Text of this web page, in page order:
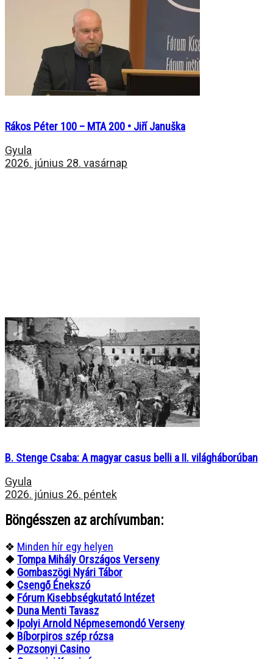
Rákos Péter 100 – MTA 200 • Jiří Januška
Gyula
2026. június 28. vasárnap
B. Stenge Csaba: A magyar casus belli a II. világháborúban
Gyula
2026. június 26. péntek
Böngésszen az archívumban:
❖ Minden hír egy helyen
❖Tompa Mihály Országos Verseny
❖ Gombaszögi Nyári Tábor
❖ Csengő Énekszó
❖ Fórum Kisebbségkutató Intézet
❖ Duna Menti Tavasz
❖ Ipolyi Arnold Népmesemondó Verseny
❖ Bíborpiros szép rózsa
❖ Pozsonyi Casino